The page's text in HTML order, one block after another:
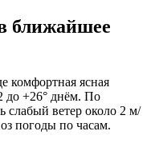
ближайшее
комфортная ясная
до +26° днём. По
слабый ветер около 2 м/
погоды по часам.